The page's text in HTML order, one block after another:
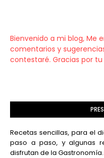
Bienvenido a mi blog, Me
comentarios y
contestaré. Gracias por tu
Recetas sencillas, para el
paso a paso, y algunas
disfrutan de la Gastronomía.